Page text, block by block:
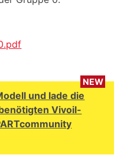
NEW
und lade die
Vivoil-